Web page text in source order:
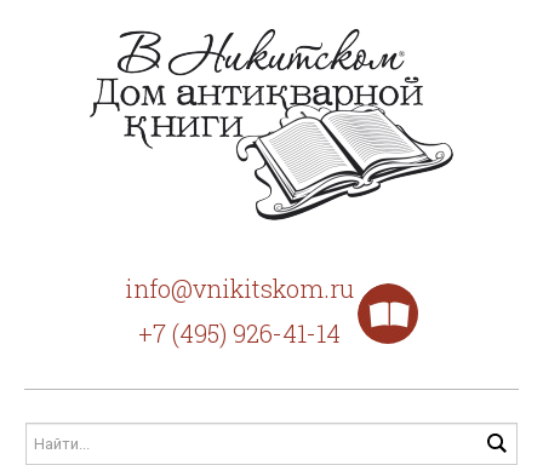
info@vnikitskom.ru
+7 (495) 926-41-14